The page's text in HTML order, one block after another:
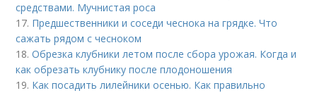
средствами. Мучнистая роса
17. Предшественники и соседи чеснока на грядке. Что
сажать рядом с чесноком
18.Обрезка клубники летом после сбора урожая. Когда и
как обрезать клубнику после плодоношения
19. Как посадить лилейники осенью. Как правильно